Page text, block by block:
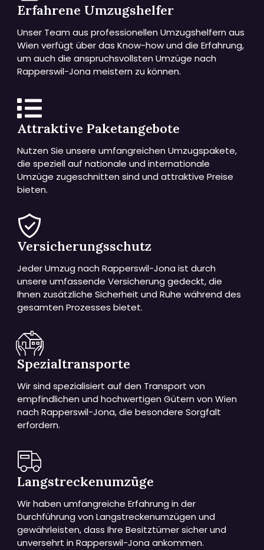
Erfahrene Umzugshelfer
Unser Team aus professionellen Umzugshelfern aus
Wien verfügt über das Know-how und die Erfahrung,
um auch die anspruchsvollsten Umzüge nach
Rapperswil-Jona meistern zu können.
Attraktive Paketangebote
Nutzen Sie unsere umfangreichen Umzugspakete,
die speziell auf nationale und internationale
Umzüge zugeschnitten sind und attraktive Preise
bieten.
Versicherungsschutz
Jeder Umzug nach Rapperswil-Jona ist durch
unsere umfassende Versicherung gedeckt, die
Ihnen zusätzliche Sicherheit und Ruhe während des
gesamten Prozesses bietet.
Spezialtransporte
Wir sind spezialisiert auf den Transport von
empfindlichen und hochwertigen Gütern von Wien
nach Rapperswil-Jona, die besondere Sorgfalt
erfordern.
Langstreckenumzüge
Wir haben umfangreiche Erfahrung in der
Durchführung von Langstreckenumzügen und
gewährleisten, dass Ihre Besitztümer sicher und
unversehrt in Rapperswil-Jona ankommen.